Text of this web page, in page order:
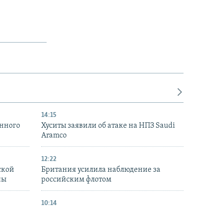
14:15
Хуситы заявили об атаке на НПЗ Saudi
Aramco
12:22
Британия усилила наблюдение за
российским флотом
10:14